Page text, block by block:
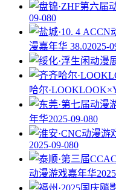
09-080
漫嘉年华 38.02025-
哈尔
年华2025-09-080
2025-09-080
动漫游戏嘉年华